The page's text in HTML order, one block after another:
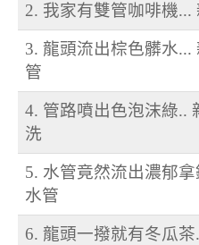
2. 我家有雙管咖啡機...
3. 龍頭流出棕色髒水
管
4. 管路噴出色泡沫綠..
洗
5. 水管竟然流出濃郁
水管
6. 龍頭一撥就有冬瓜